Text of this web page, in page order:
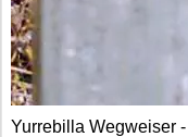
Yurrebilla Wegweiser